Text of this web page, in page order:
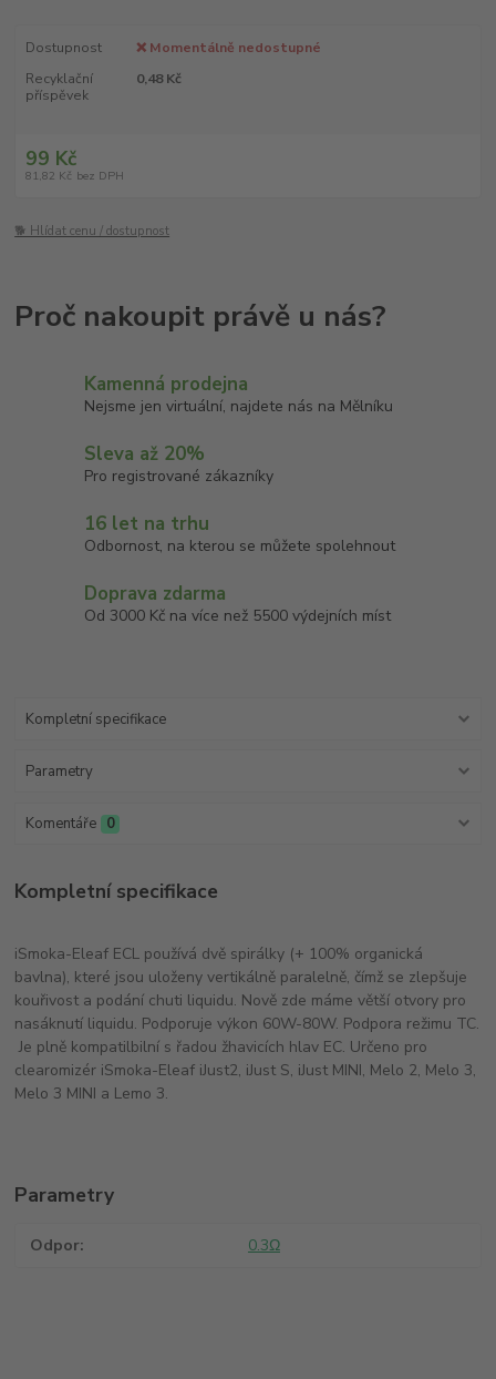
Dostupnost
❌ Momentálně nedostupné
Recyklační
příspěvek
0,48 Kč
99 Kč
81,82 Kč bez DPH
🐕 Hlídat cenu / dostupnost
Kamenná prodejna
Nejsme jen virtuální, najdete nás na Mělníku
Sleva až 20%
Pro registrované zákazníky
16 let na trhu
Odbornost, na kterou se můžete spolehnout
Doprava zdarma
Od 3000 Kč na více než 5500 výdejních míst
Kompletní specifikace
Parametry
Komentáře 0
Kompletní specifikace
iSmoka-Eleaf ECL používá dvě spirálky (+ 100% organická
bavlna), které jsou uloženy vertikálně paralelně, čímž se zlepšuje
kouřivost a podání chuti liquidu. Nově zde máme větší otvory pro
nasáknutí liquidu. Podporuje výkon 60W-80W. Podpora režimu TC.
Je plně kompatilbilní s řadou žhavicích hlav EC. Určeno pro
clearomizér iSmoka-Eleaf iJust2, iJust S, iJust MINI, Melo 2 , Melo 3,
Melo 3 MINI a Lemo 3.
Parametry
Odpor 0.3Ω